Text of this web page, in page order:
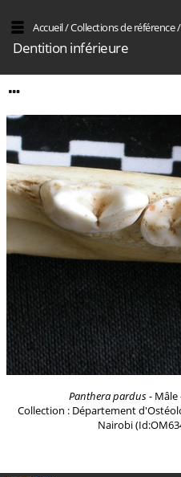
Accueil/Collections de référence/
Dentition inférieure
Panthera pardus-
Collection : Département
Nairobi